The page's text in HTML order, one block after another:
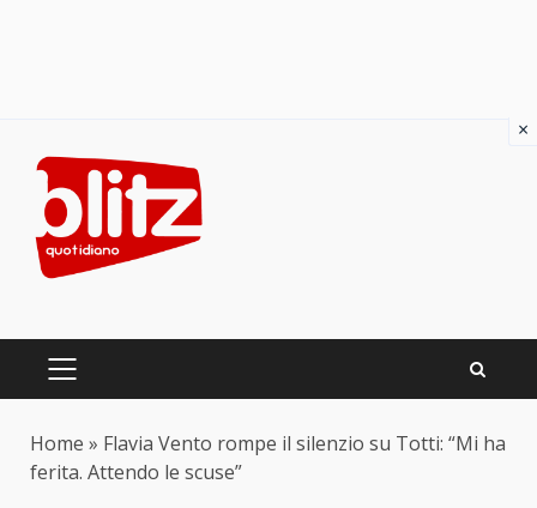
content
PRIMARY
Home » Flavia Vento rompe il silenzio su Totti: “Mi ha
ferita. Attendo le scuse”
×